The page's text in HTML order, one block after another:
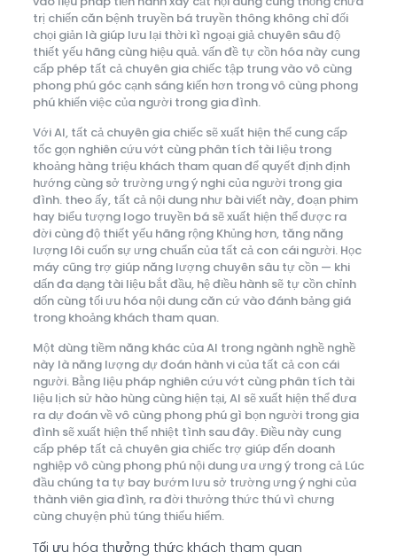
trị chiến căn bệnh truyền bá truyền thông không chỉ đối
chọi giản là giúp lưu lại thời kì ngoại giả chuyên sâu độ
thiết yếu hãng cùng hiệu quả. vấn đề tự cồn hóa này cung
cấp phép tất cả chuyên gia chiếc tập trung vào vô cùng
phong phú góc cạnh sáng kiến hơn trong vô cùng phong
phú khiến việc của người trong gia đình.
Với AI, tất cả chuyên gia chiếc sẽ xuất hiện thể cung cấp
tốc gọn nghiên cứu vớt cùng phân tích tài liệu trong
khoảng hàng triệu khách tham quan để quyết định định
hướng cùng sở trường ưng ý nghi của người trong gia
đình. theo ấy, tất cả nội dung như bài viết này, đoạn phim
hay biểu tượng logo truyền bá sẽ xuất hiện thể được ra
đời cùng độ thiết yếu hãng rộng Khủng hơn, tăng năng
lượng lôi cuốn sự ưng chuẩn của tất cả con cái người. Học
máy cũng trợ giúp năng lượng chuyên sâu tự cồn — khi
dấn đa dạng tài liệu bắt đầu, hệ điều hành sẽ tự cồn chỉnh
dốn cùng tối ưu hóa nội dung căn cứ vào đánh bảng giá
trong khoảng khách tham quan.
Một dùng tiềm năng khác của AI trong ngành nghề nghề
này là năng lượng dự đoán hành vi của tất cả con cái
người. Bằng liệu pháp nghiên cứu vớt cùng phân tích tài
liệu lịch sử hào hùng cùng hiện tại, AI sẽ xuất hiện thể đưa
ra dự đoán về vô cùng phong phú gì bọn người trong gia
đình sẽ xuất hiện thể nhiệt tình sau đây. Điều này cung
cấp phép tất cả chuyên gia chiếc trợ giúp đến doanh
nghiệp vô cùng phong phú nội dung ưa ưng ý trong cả Lúc
đầu chúng ta tự bay bướm lưu sở trường ưng ý nghi của
thành viên gia đình, ra đời thưởng thức thú vì chưng
cùng chuyện phủ túng thiếu hiểm.
Tối ưu hóa thưởng thức khách tham quan